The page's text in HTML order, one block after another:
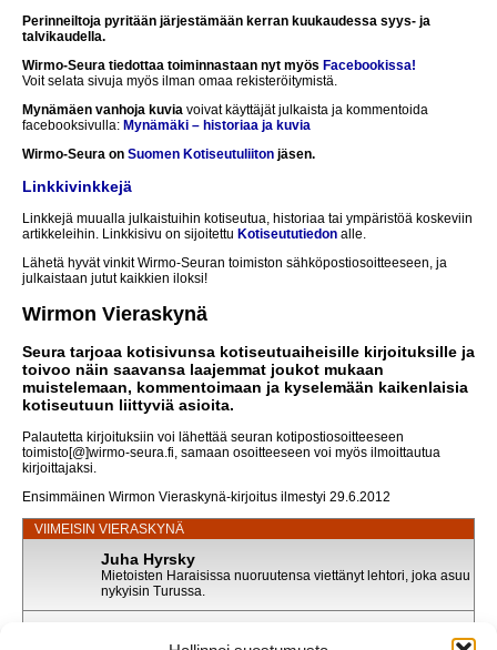
Perinneiltoja pyritään järjestämään kerran kuukaudessa syys- ja
talvikaudella.
Wirmo-Seura tiedottaa toiminnastaan nyt myös Facebookissa!
Voit selata sivuja myös ilman omaa rekisteröitymistä.
Mynämäen vanhoja kuvia voivat käyttäjät julkaista ja kommentoida
facebooksivulla: Mynämäki – historiaa ja kuvia
Wirmo-Seura on Suomen Kotiseutuliiton jäsen.
Linkkivinkkejä
Linkkejä muualla julkaistuihin kotiseutua, historiaa tai ympäristöä koskeviin
artikkeleihin. Linkkisivu on sijoitettu Kotiseututiedon alle.
Lähetä hyvät vinkit Wirmo-Seuran toimiston sähköpostiosoitteeseen, ja
julkaistaan jutut kaikkien iloksi!
Wirmon Vieraskynä
Seura tarjoaa kotisivunsa kotiseutuaiheisille kirjoituksille ja
toivoo näin saavansa laajemmat joukot mukaan
muistelemaan, kommentoimaan ja kyselemään kaikenlaisia
kotiseutuun liittyviä asioita.
Palautetta kirjoituksiin voi lähettää seuran kotipostiosoitteeseen
toimisto[@]wirmo-seura.fi, samaan osoitteeseen voi myös ilmoittautua
kirjoittajaksi.
Ensimmäinen Wirmon Vieraskynä-kirjoitus ilmestyi 29.6.2012
VIIMEISIN VIERASKYNÄ
Juha Hyrsky
Mietoisten Haraisissa nuoruutensa viettänyt lehtori, joka asuu
nykyisin Turussa.